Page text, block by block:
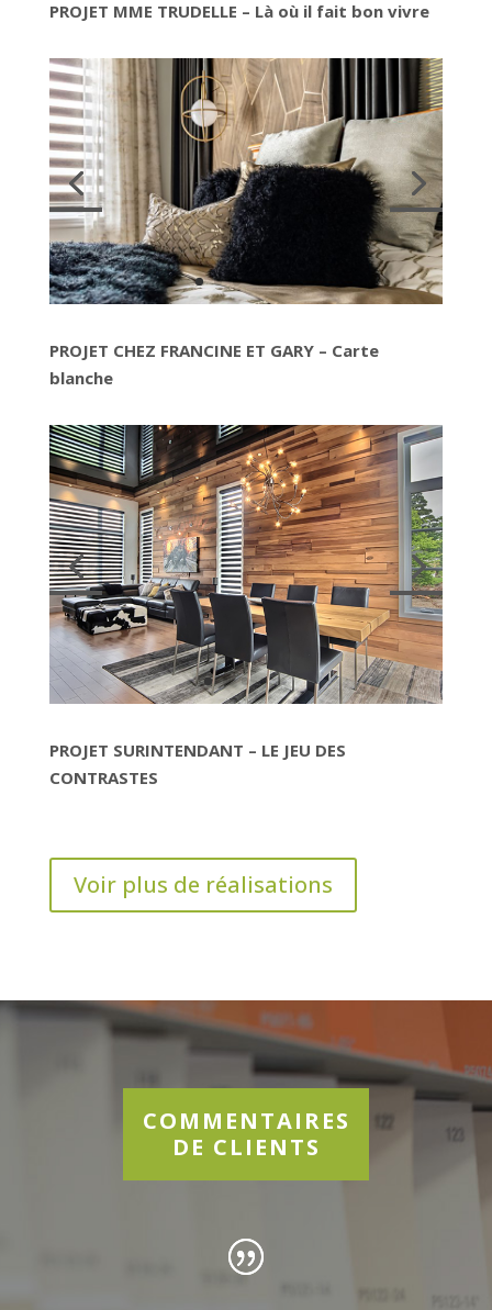
PROJET MME TRUDELLE – Là où il fait bon vivre
PROJET CHEZ FRANCINE ET GARY – Carte
blanche
PROJET SURINTENDANT – LE JEU DES
CONTRASTES
Voir plus de réalisations
COMMENTAIRES
DE CLIENTS